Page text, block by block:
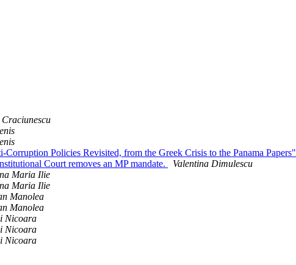
Craciunescu
Policies Revisited, from the Greek Crisis to the Panama Papers"
Court removes an MP mandate.
Valentina Dimulescu
Maria Ilie
Maria Ilie
Manolea
Manolea
Nicoara
Nicoara
Nicoara